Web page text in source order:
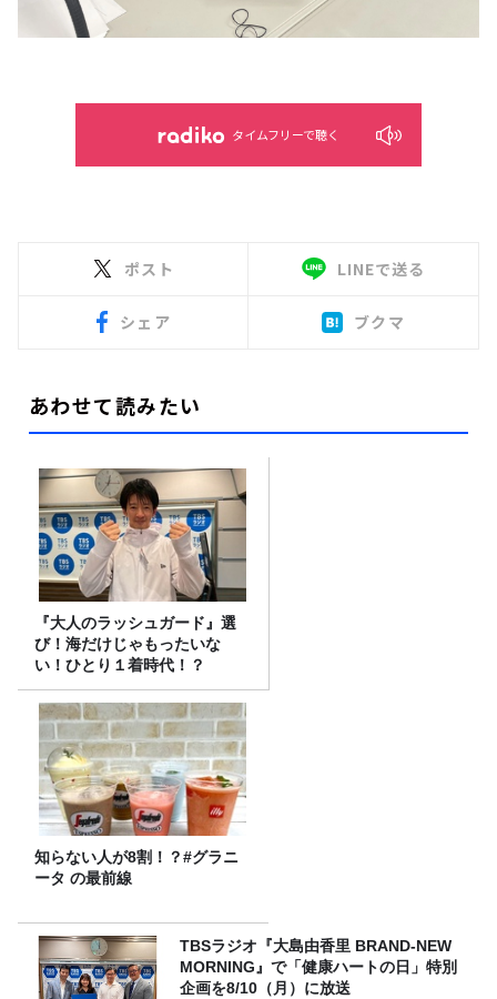
タイムフリーで聴く
ポスト LINEで送る
シェア ブクマ
あわせて読みたい
『大人のラッシュガード』選
び！海だけじゃもったいな
い！ひとり１着時代！？
知らない人が8割！？#グラニ
ータ の最前線
TBSラジオ『大島由香里 BRAND-NEW
MORNING』で「健康ハートの日」特別
企画を8/10（月）に放送